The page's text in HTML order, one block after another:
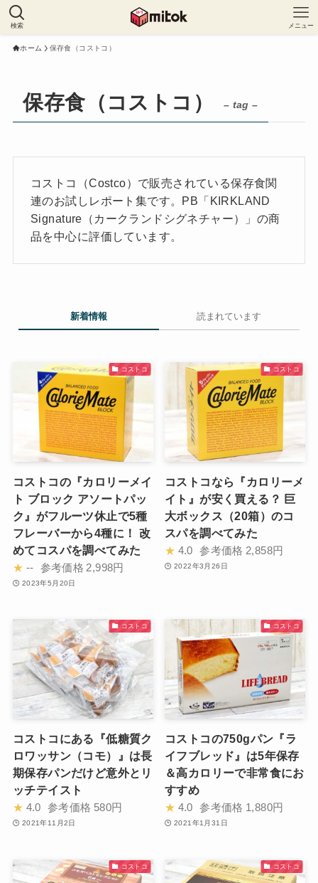
検索 メニュー
ホーム 保存食（コストコ）
保存食（コストコ） – tag –
コストコ（Costco）で販売されている保存食関
連のお試しレポート集です。PB「KIRKLAND
Signature（カークランドシグネチャー）」の商
品を中心に評価しています。
新着情報 読まれています
コストコ
コストコの『カロリーメイ
ト ブロック アソートパッ
ク』がフルーツ休止で5種
フレーバーから4種に！ 改
めてコスパを調べてみた
★ -- 参考価格 2,998円
2023年5月20日
コストコ
コストコなら『カロリーメ
イト』が安く買える？ 巨
大ボックス（20箱）のコ
スパを調べてみた
★ 4.0 参考価格 2,858円
2022年3月26日
コストコ
コストコにある『低糖質ク
ロワッサン（コモ）』は長
期保存パンだけど意外とリ
ッチテイスト
★ 4.0 参考価格 580円
2021年11月2日
コストコ
コストコの750gパン『ラ
イフブレッド』は5年保存
＆高カロリーで非常食にお
すすめ
★ 4.0 参考価格 1,880円
2021年1月31日
コストコ コストコ